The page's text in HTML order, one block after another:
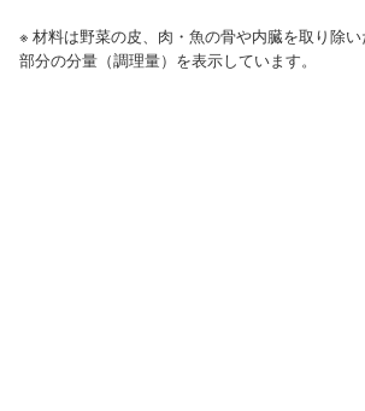
※ 材料は野菜の皮、肉・魚の骨や内臓を取り除
部分の分量（調理量）を表示しています。